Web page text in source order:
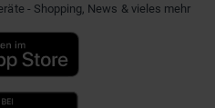
- Shopping, News & vieles mehr